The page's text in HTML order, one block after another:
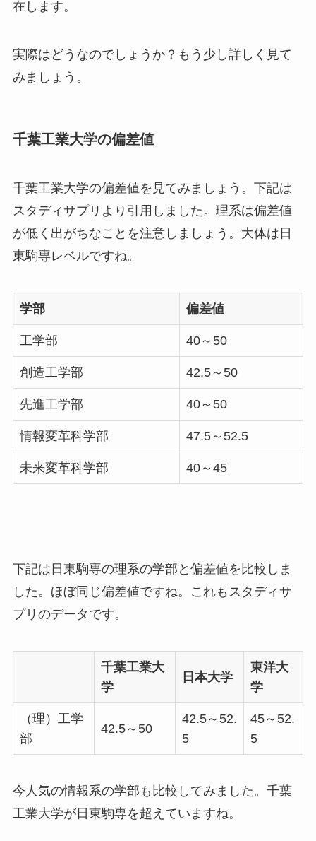
在します。
実際はどうなのでしょうか？もう少し詳しく見て
みましょう。
千葉工業大学の偏差値
千葉工業大学の偏差値を見てみましょう。下記は
スタディサプリより引用しました。理系は偏差値
が低く出がちなことを注意しましょう。大体は日
東駒専レベルですね。
学部 偏差値
工学部 40～50
創造工学部 42.5～50
先進工学部 40～50
情報変革科学部 47.5～52.5
未来変革科学部 40～45
下記は日東駒専の理系の学部と偏差値を比較しま
した。ほぼ同じ偏差値ですね。これもスタディサ
プリのデータです。
千葉工業大
学
日本大学
東洋大
学
（理）工学
部
42.5～50
42.5～52.
5
45～52.
5
今人気の情報系の学部も比較してみました。千葉
工業大学が日東駒専を超えていますね。